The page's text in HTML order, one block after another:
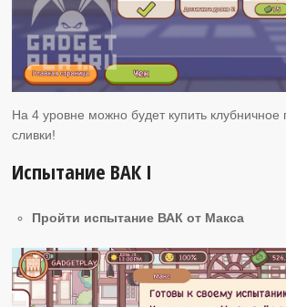
На 4 уровне можно будет купить клубничное
сливки!
Испытание ВАК I
Пройти испытание ВАК от Макса